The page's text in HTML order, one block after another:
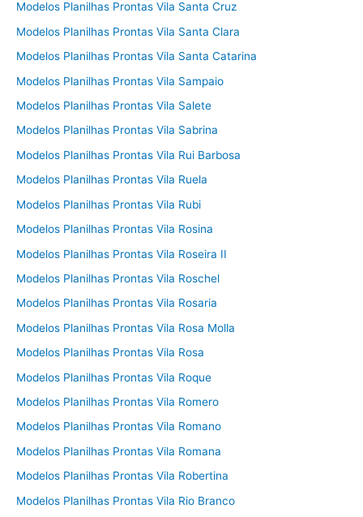
Modelos Planilhas Prontas Vila Santa Cruz
Modelos Planilhas Prontas Vila Santa Clara
Modelos Planilhas Prontas Vila Santa Catarina
Modelos Planilhas Prontas Vila Sampaio
Modelos Planilhas Prontas Vila Salete
Modelos Planilhas Prontas Vila Sabrina
Modelos Planilhas Prontas Vila Rui Barbosa
Modelos Planilhas Prontas Vila Ruela
Modelos Planilhas Prontas Vila Rubi
Modelos Planilhas Prontas Vila Rosina
Modelos Planilhas Prontas Vila Roseira II
Modelos Planilhas Prontas Vila Roschel
Modelos Planilhas Prontas Vila Rosaria
Modelos Planilhas Prontas Vila Rosa Molla
Modelos Planilhas Prontas Vila Rosa
Modelos Planilhas Prontas Vila Roque
Modelos Planilhas Prontas Vila Romero
Modelos Planilhas Prontas Vila Romano
Modelos Planilhas Prontas Vila Romana
Modelos Planilhas Prontas Vila Robertina
Modelos Planilhas Prontas Vila Rio Branco